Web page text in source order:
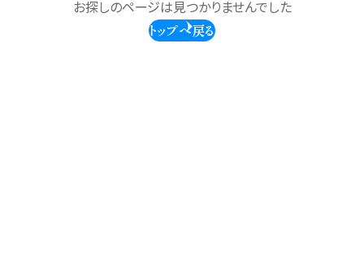
お探しのページは見つかりませんでした
トップへ戻る